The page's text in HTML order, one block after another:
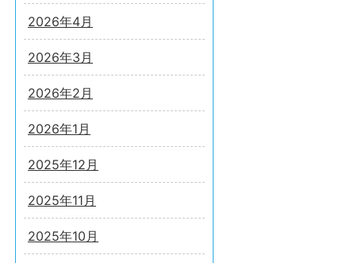
2026年4月
2026年3月
2026年2月
2026年1月
2025年12月
2025年11月
2025年10月